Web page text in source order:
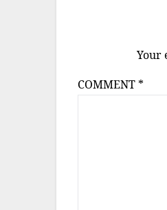
Your
COMMENT *